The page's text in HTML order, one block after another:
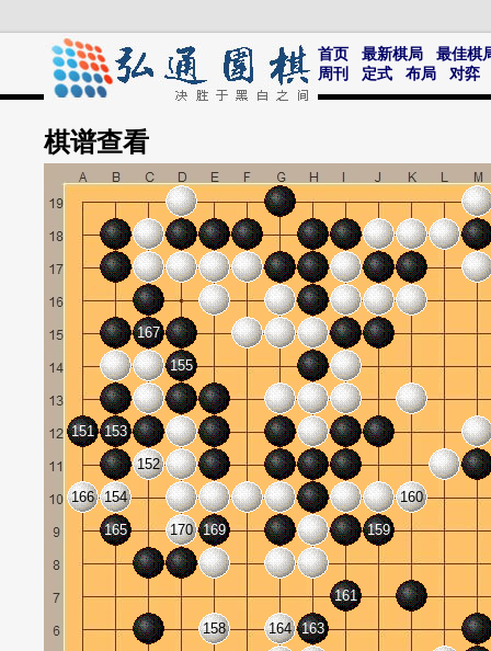
首页 最新棋局
最佳棋
周刊
定式 布局 对弈
棋谱查看
151
152
153
154
155
158
159
160
161
163
164
165
166
167
169
170